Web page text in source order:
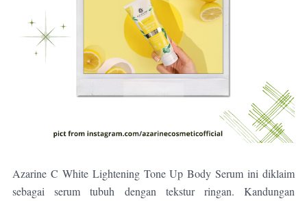
Azarine C White Lightening Tone Up Body Serum ini diklaim
sebagaiserum tubuh dengan tekstur ringan. Kandungan